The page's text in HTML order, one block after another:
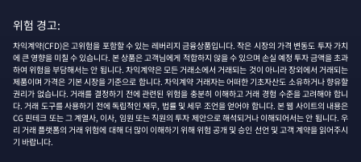
위험 경고:
차익계약(CFD)은 고위험을 포함할 수 있는 레버리지 금융상품입니다. 작은 시장의 가격 변동도 투자 가치
에 큰 영향을 미칠 수 있습니다. 본 상품은 고객님에게 적합하지 않을 수 있으며 손실 예정 투자 금액을 초과
하여 위험을 부담해서는 안 됩니다. 차익계약은 모든 거래소에서 거래되는 것이 아니라 장외에서 거래되는
제품이며 가격은 기본 시장을 기준으로 합니다. 차익계약 거래자는 어떠한 기초자산도 소유하거나 향유할
권리가 없습니다. 거래를 결정하기 전에 관련된 위험을 충분히 이해하고 거래 경험 수준을 고려해야 합니
다. 거래 도구를 사용하기 전에 독립적인 재무, 법률 및 세무 조언을 얻어야 합니다. 본 웹 사이트의 내용은
CG 핀테크 또는 그 계열사, 이사, 임원 또는 직원의 투자 제안으로 해석되거나 이해되어서는 안 됩니다. 우
리 거래 플랫폼의 거래 위험에 대해 더 많이 이해하기 위해 위험 공개 및 승인 선언 및 고객 계약을 읽어주시
기 바랍니다.